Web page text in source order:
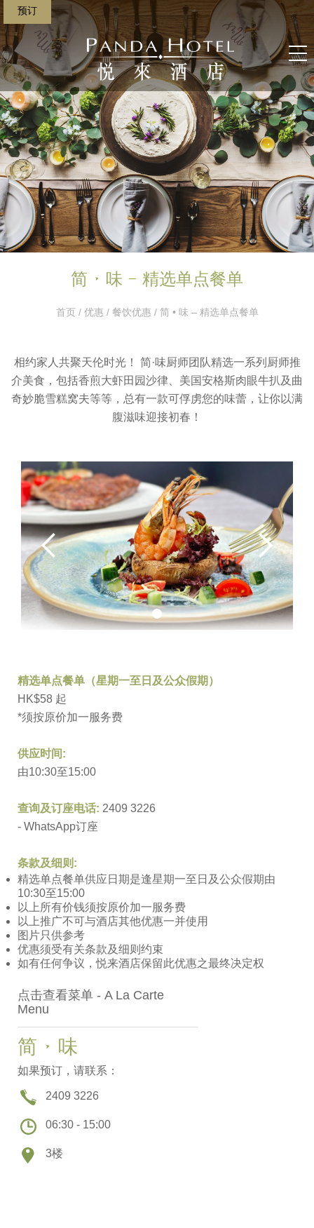
预订
简 • 味 – 精选单点餐单
首页/ 优惠 / 餐饮优惠 / 简 • 味 – 精选单点餐单
相约家人共聚天伦时光！ 简·味厨师团队精选一系列厨师推
介美食，包括香煎大虾田园沙律、美国安格斯肉眼牛扒及曲
奇妙脆雪糕窝夫等等，总有一款可俘虏您的味蕾，让你以满
腹滋味迎接初春！
精选单点餐单（星期一至日及公众假期）
HK$58 起
*须按原价加一服务费
供应时间:
由10:30至15:00
查询及订座电话: 2409 3226
- WhatsApp订座
条款及细则 :
精选单点餐单供应日期是逢星期一至日及公众假期由
10:30至15:00
以上所有价钱须按原价加一服务费
以上推广不可与酒店其他优惠一并使用
图片只供参考
优惠须受有关条款及细则约束
如有任何争议，悦来酒店保留此优惠之最终决定权
点击查看菜单 - A La Carte
Menu
简 • 味
如果预订，请联系：
2409 3226
06:30 - 15:00
3楼